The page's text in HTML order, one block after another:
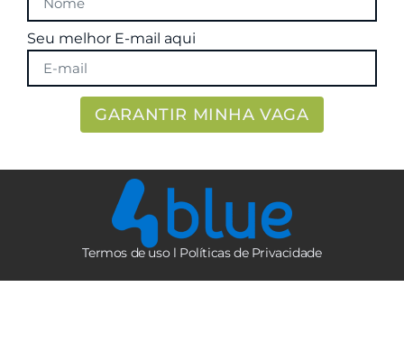
Seu melhor E-mail aqui
GARANTIR MINHA VAGA
Termos de uso l Políticas de Privacidade